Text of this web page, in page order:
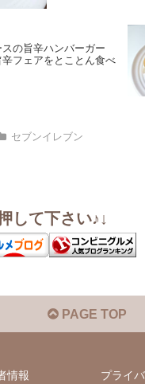
の旨辛ハンバーガー
辛フェアをとことん食べ
セブンイレブン
して下さい♪↓
PAGE TOP
情報 プライ